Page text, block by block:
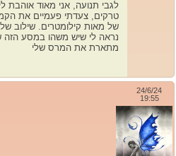
לגבי תנועה, אני מאוד אוהבת
טרקים, צעדתי פעמיים את
של מאות קילומטרים. שילוב של
נראה לי שיש משהו במסע
מתארת את המרס שלי
24/6/24
19:55